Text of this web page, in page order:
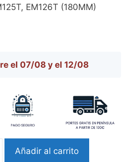
EM126T (180MM)
el 07/08 y el 12/08
Rodillo
Añadir al carrito